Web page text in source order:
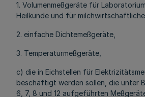
1. Volumenmeßgeräte für
Heilkunde und für
2. einfache Dichtemeßgeräte,
3. Temperaturmeßgeräte,
c) die in Eichstellen für
beschäftigt werden sollen, die unter
6, 7, 8 und 12 aufgeführten